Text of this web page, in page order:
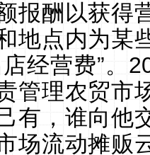
报酬以获得
地点内为某
店经营费”。
管理农贸市
有，谁向他
场流动摊贩